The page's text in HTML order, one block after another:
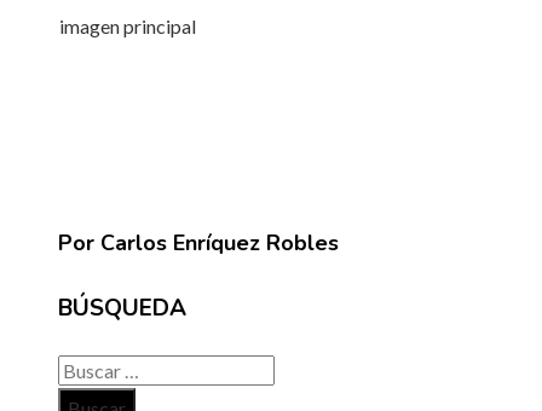
imagen principal
Por Carlos Enríquez Robles
BÚSQUEDA
Buscar: